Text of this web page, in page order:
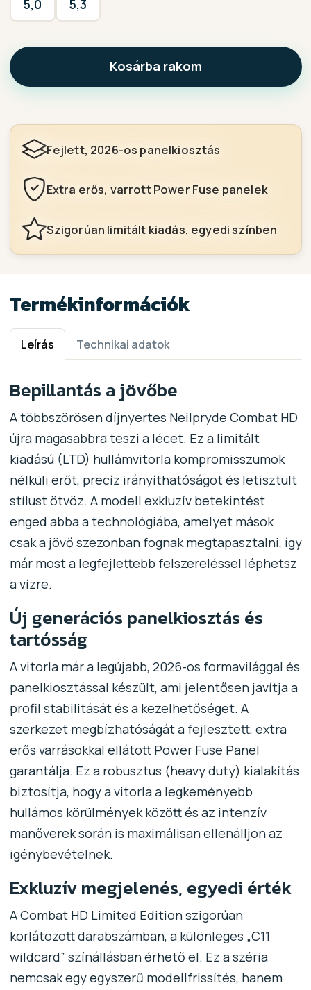
5,0 5,3
Kosárba rakom
Fejlett, 2026-os panelkiosztás
Extra erős, varrott Power Fuse panelek
Szigorúan limitált kiadás, egyedi színben
Termékinformációk
Leírás Technikai adatok
Bepillantás a jövőbe
A többszörösen díjnyertes Neilpryde Combat HD
újra magasabbra teszi a lécet. Ez a limitált
kiadású (LTD) hullámvitorla kompromisszumok
nélküli erőt, precíz irányíthatóságot és letisztult
stílust ötvöz. A modell exkluzív betekintést
enged abba a technológiába, amelyet mások
csak a jövő szezonban fognak megtapasztalni, így
már most a legfejlettebb felszereléssel léphetsz
a vízre.
Új generációs panelkiosztás és
tartósság
A vitorla már a legújabb, 2026-os formavilággal és
panelkiosztással készült, ami jelentősen javítja a
profil stabilitását és a kezelhetőséget. A
szerkezet megbízhatóságát a fejlesztett, extra
erős varrásokkal ellátott Power Fuse Panel
garantálja. Ez a robusztus (heavy duty) kialakítás
biztosítja, hogy a vitorla a legkeményebb
hullámos körülmények között és az intenzív
manőverek során is maximálisan ellenálljon az
igénybevételnek.
Exkluzív megjelenés, egyedi érték
A Combat HD Limited Edition szigorúan
korlátozott darabszámban, a különleges „C11
wildcard” színállásban érhető el. Ez a széria
nemcsak egy egyszerű modellfrissítés, hanem